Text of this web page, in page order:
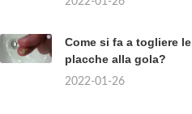
Come si fa a togliere le
placche alla gola?
2022-01-26